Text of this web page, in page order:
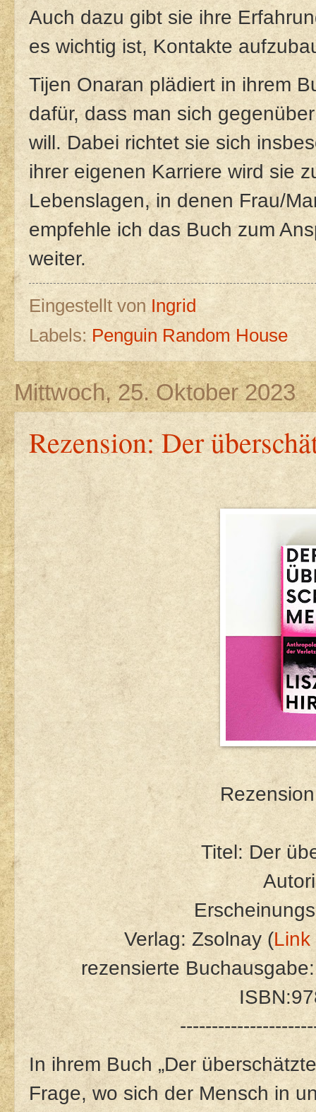
Auch dazu gibt sie ihre
es wichtig ist, Kontakte
Tijen Onaran plädiert in ihrem
dafür, dass man sich
will. Dabei richtet sie sich
ihrer eigenen Karriere wird sie
Lebenslagen, in denen Frau/
empfehle ich das Buch zum
weiter.
Eingestellt von Ingrid
Labels: Penguin Random House
Mittwoch, 25. Oktober 2023
Rezension: Der
Titel: Der
Verlag: Zsolnay (Link
rezensierte
In ihrem Buch „Der
Frage, wo sich der Mensch in